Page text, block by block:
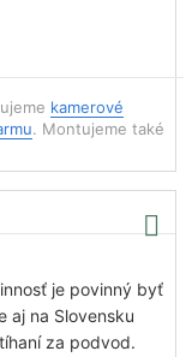
kamerové
. Montujeme také
je povinný byť
aj na Slovensku
za podvod.